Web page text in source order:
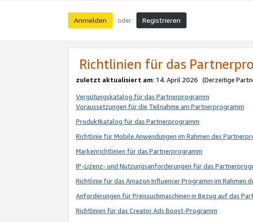
Anmelden oder Registrieren
Richtlinien für das
zuletzt aktualisiert am: 14. April 2026 (Derzeitige
Vergütungskatalog für das Partnerprogramm
Voraussetzungen für die Teilnahme am Partnerprogramm
Produktkatalog für das Partnerprogramm
Richtlinie für Mobile Anwendungen im Rahmen des
Markenrichtlinien für das Partnerprogramm
IP-Lizenz- und Nutzungsanforderungen für das
Richtlinie für das Amazon Influencer Programm im Rahmen
Anforderungen für Preissuchmaschinen in Bezug auf das
Richtlinien für das Creator Ads Boost-Programm